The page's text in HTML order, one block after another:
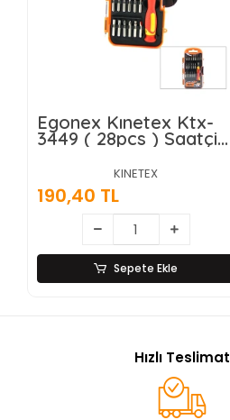
Egonex Kınetex Ktx-
3449 ( 28pcs ) Saatçi
Telefon Bits Tornavida
Seti ( 27pcs Uç + 1-
t.vida Sapı )*96
KINETEX
190,40 TL
Sepete Ekle
Hızlı Teslimat